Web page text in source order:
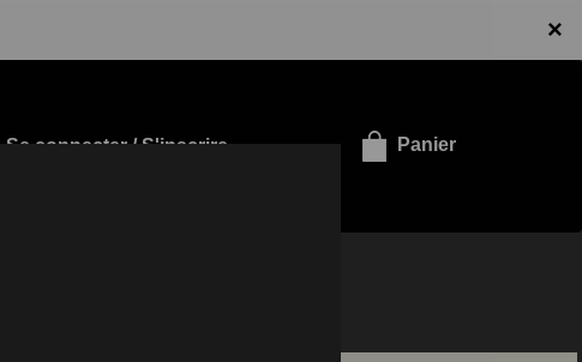
×
Se connecter / S'inscrire Panier